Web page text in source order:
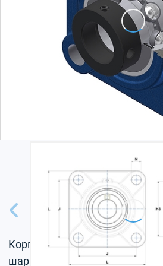
Корпус из серого чугуна,
шарикоподшипник с